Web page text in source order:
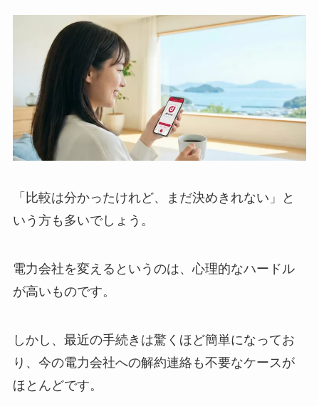
「比較は分かったけれど、まだ決めきれない」と
いう方も多いでしょう。
電力会社を変えるというのは、心理的なハードル
が高いものです。
しかし、最近の手続きは驚くほど簡単になってお
り、今の電力会社への解約連絡も不要なケースが
ほとんどです。